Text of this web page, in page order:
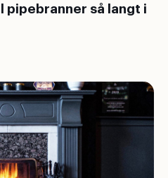
pipebranner så langt i